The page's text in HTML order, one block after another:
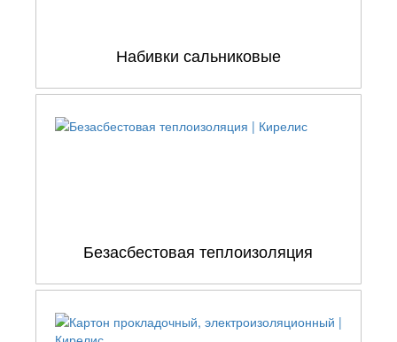
Набивки сальниковые
Безасбестовая теплоизоляция